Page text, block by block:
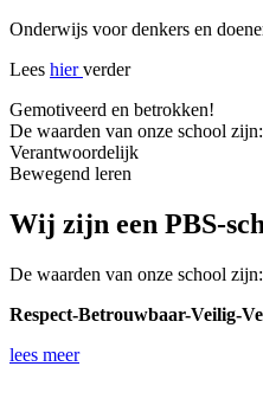
Onderwijs voor denkers en
Lees hierverder
Gemotiveerd en betrokken!
De waarden van onze school
Verantwoordelijk
Bewegend leren
Wij zijn een PBS-
De waarden van onze school zijn:
Respect-Betrouwbaar-Veilig-
lees meer